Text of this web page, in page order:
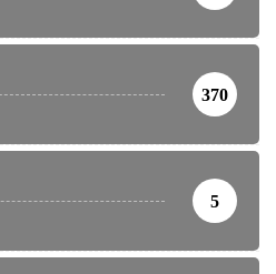
370
5